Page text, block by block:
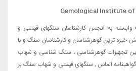
موسسه گوهرشناسی ایران GII وابسته به انجمن کارشناسان سنگهای قیمتی و
خبره ترین گوهرشناسان و کارشناسان سنگ و با
تجهیزات گوهرشناسی ، سنگ شناسی و شهاب
شناسی اقدام به آنالیز و صدور گواهینامه الماس ٬ سنگهای قیمتی و شهاب سنگ بر